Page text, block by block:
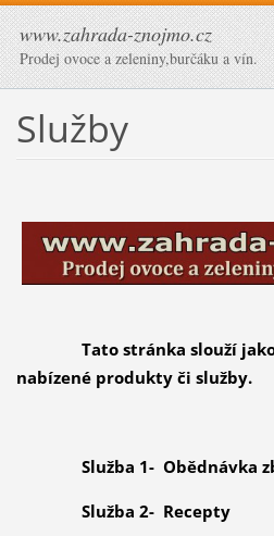
www.zahrada-znojmo.cz
Prodej ovoce a zeleniny,burčáku a vín.
Služby
Tato stránka slouží
nabízené produkty či služby.
Služba 1- Obědnávka
Služba 2- Recepty